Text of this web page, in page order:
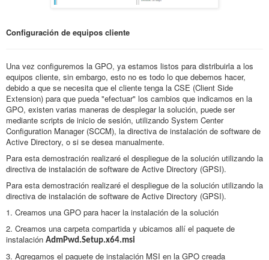
Configuración de equipos cliente
Una vez configuremos la GPO, ya estamos listos para distribuirla a los
equipos cliente, sin embargo, esto no es todo lo que debemos hacer,
debido a que se necesita que el cliente tenga la CSE (Client Side
Extension) para que pueda "efectuar" los cambios que indicamos en la
GPO, existen varias maneras de desplegar la solución, puede ser
mediante scripts de inicio de sesión, utilizando System Center
Configuration Manager (SCCM), la directiva de instalación de software de
Active Directory, o si se desea manualmente.
Para esta demostración realizaré el despliegue de la solución utilizando la
directiva de instalación de software de Active Directory (GPSI).
Para esta demostración realizaré el despliegue de la solución utilizando la
directiva de instalación de software de Active Directory (GPSI).
1. Creamos una GPO para hacer la instalación de la solución
2. Creamos una carpeta compartida y ubicamos allí el paquete de
instalación AdmPwd.Setup.x64.msi
3. Agregamos el paquete de instalación MSI en la GPO creada